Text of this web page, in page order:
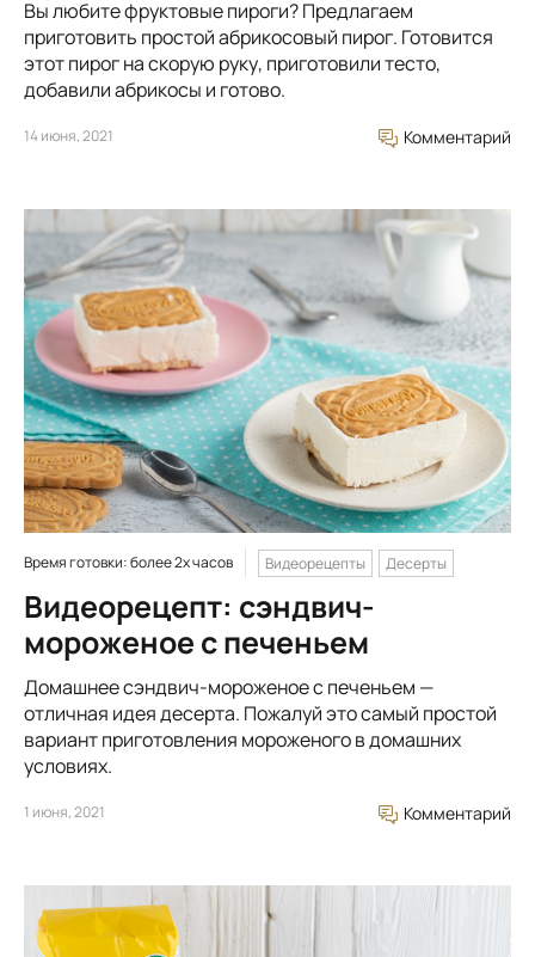
Вы любите фруктовые пироги? Предлагаем
приготовить простой абрикосовый пирог. Готовится
этот пирог на скорую руку, приготовили тесто,
добавили абрикосы и готово.
14 июня, 2021 Комментарий
Время готовки: более 2х часов Видеорецепты Десерты
Видеорецепт: сэндвич-
мороженое с печеньем
Домашнее сэндвич-мороженое с печеньем —
отличная идея десерта. Пожалуй это самый простой
вариант приготовления мороженого в домашних
условиях.
1 июня, 2021 Комментарий